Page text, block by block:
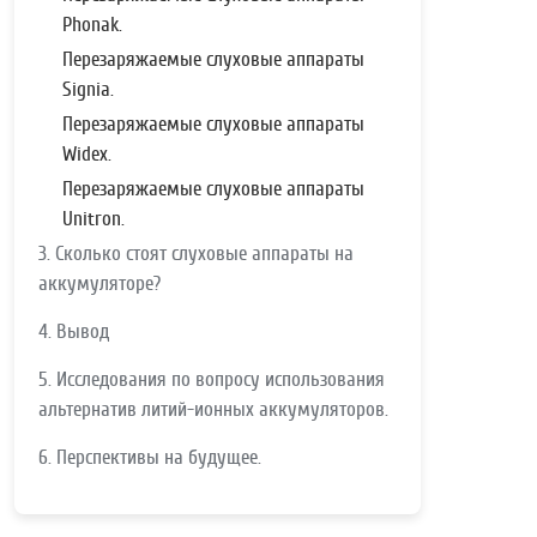
Phonak.
Перезаряжаемые слуховые аппараты
Signia.
Перезаряжаемые слуховые аппараты
Widex.
Перезаряжаемые слуховые аппараты
Unitron.
3. Сколько стоят слуховые аппараты на
аккумуляторе?
4. Вывод
5. Исследования по вопросу использования
альтернатив литий-ионных аккумуляторов.
6. Перспективы на будущее.